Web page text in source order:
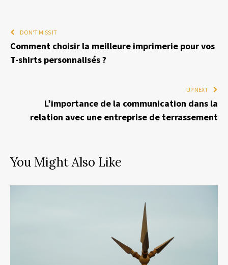
DON'T MISS IT
Comment choisir la meilleure imprimerie pour vos
T-shirts personnalisés ?
UP NEXT
L’importance de la communication dans la
relation avec une entreprise de terrassement
You Might Also Like